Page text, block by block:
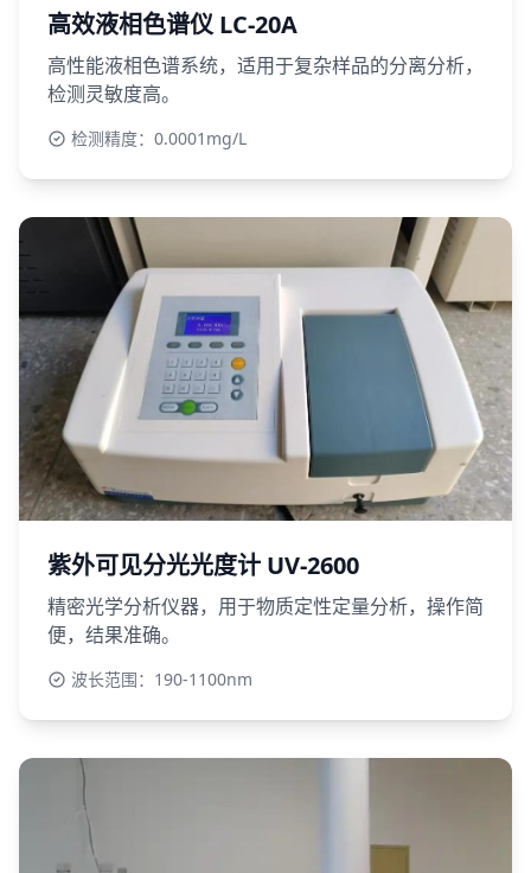
高效液相色谱仪 LC-20A
高性能液相色谱系统，适用于复杂样品的分离分析，
检测灵敏度高。
检测精度：0.0001mg/L
紫外可见分光光度计 UV-2600
精密光学分析仪器，用于物质定性定量分析，操作简
便，结果准确。
波长范围：190-1100nm